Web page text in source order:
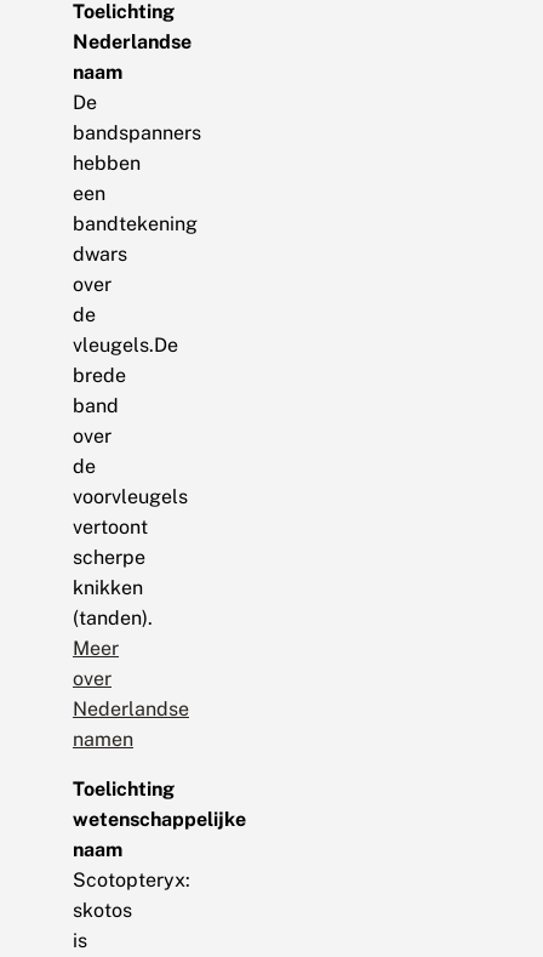
Toelichting
Nederlandse
naam
De
bandspanners
hebben
een
bandtekening
dwars
over
de
vleugels.De
brede
band
over
de
voorvleugels
vertoont
scherpe
knikken
(tanden).
Meer
over
Nederlandse
namen
Toelichting
wetenschappelijke
naam
Scotopteryx:
skotos
is